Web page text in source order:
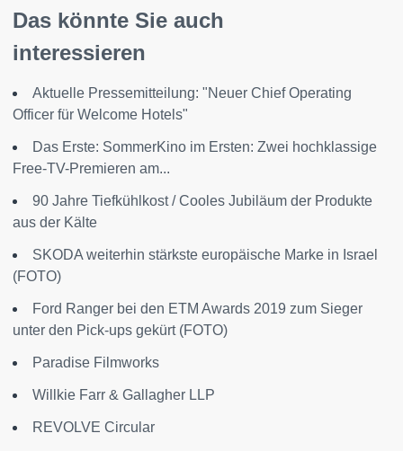
Das könnte Sie auch
interessieren
Aktuelle Pressemitteilung: "Neuer Chief Operating
Officer für Welcome Hotels"
Das Erste: SommerKino im Ersten: Zwei hochklassige
Free-TV-Premieren am...
90 Jahre Tiefkühlkost / Cooles Jubiläum der Produkte
aus der Kälte
SKODA weiterhin stärkste europäische Marke in Israel
(FOTO)
Ford Ranger bei den ETM Awards 2019 zum Sieger
unter den Pick-ups gekürt (FOTO)
Paradise Filmworks
Willkie Farr & Gallagher LLP
REVOLVE Circular